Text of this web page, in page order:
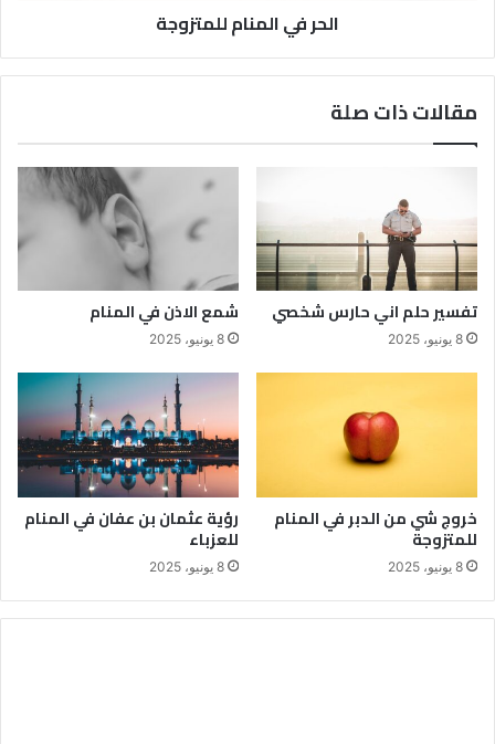
الحر في المنام للمتزوجة
مقالات ذات صلة
تفسير حلم اني حارس شخصي
8 يونيو، 2025
شمع الاذن في المنام
8 يونيو، 2025
خروج شي من الدبر في المنام
للمتزوجة
8 يونيو، 2025
رؤية عثمان بن عفان في المنام
للعزباء
8 يونيو، 2025